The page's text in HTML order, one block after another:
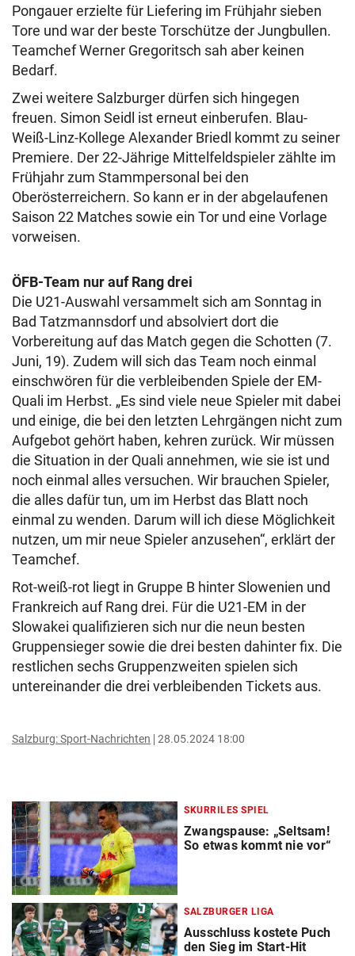
Pongauer erzielte für Liefering im Frühjahr sieben
Tore und war der beste Torschütze der Jungbullen.
Teamchef Werner Gregoritsch sah aber keinen
Bedarf.
Zwei weitere Salzburger dürfen sich hingegen
freuen. Simon Seidl ist erneut einberufen. Blau-
Weiß-Linz-Kollege Alexander Briedl kommt zu seiner
Premiere. Der 22-Jährige Mittelfeldspieler zählte im
Frühjahr zum Stammpersonal bei den
Oberösterreichern. So kann er in der abgelaufenen
Saison 22 Matches sowie ein Tor und eine Vorlage
vorweisen.
ÖFB-Team nur auf Rang drei
Die U21-Auswahl versammelt sich am Sonntag in
Bad Tatzmannsdorf und absolviert dort die
Vorbereitung auf das Match gegen die Schotten (7.
Juni, 19). Zudem will sich das Team noch einmal
einschwören für die verbleibenden Spiele der EM-
Quali im Herbst. „Es sind viele neue Spieler mit dabei
und einige, die bei den letzten Lehrgängen nicht zum
Aufgebot gehört haben, kehren zurück. Wir müssen
die Situation in der Quali annehmen, wie sie ist und
noch einmal alles versuchen. Wir brauchen Spieler,
die alles dafür tun, um im Herbst das Blatt noch
einmal zu wenden. Darum will ich diese Möglichkeit
nutzen, um mir neue Spieler anzusehen“, erklärt der
Teamchef.
Rot-weiß-rot liegt in Gruppe B hinter Slowenien und
Frankreich auf Rang drei. Für die U21-EM in der
Slowakei qualifizieren sich nur die neun besten
Gruppensieger sowie die drei besten dahinter fix. Die
restlichen sechs Gruppenzweiten spielen sich
untereinander die drei verbleibenden Tickets aus.
Salzburg: Sport-Nachrichten 28.05.2024 18:00
SKURRILES SPIEL
Zwangspause: „Seltsam!
So etwas kommt nie vor“
SALZBURGER LIGA
Ausschluss kostete Puch
den Sieg im Start-Hit